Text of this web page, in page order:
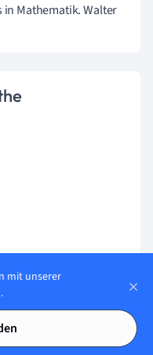
in Mathematik. Walter
mit unserer